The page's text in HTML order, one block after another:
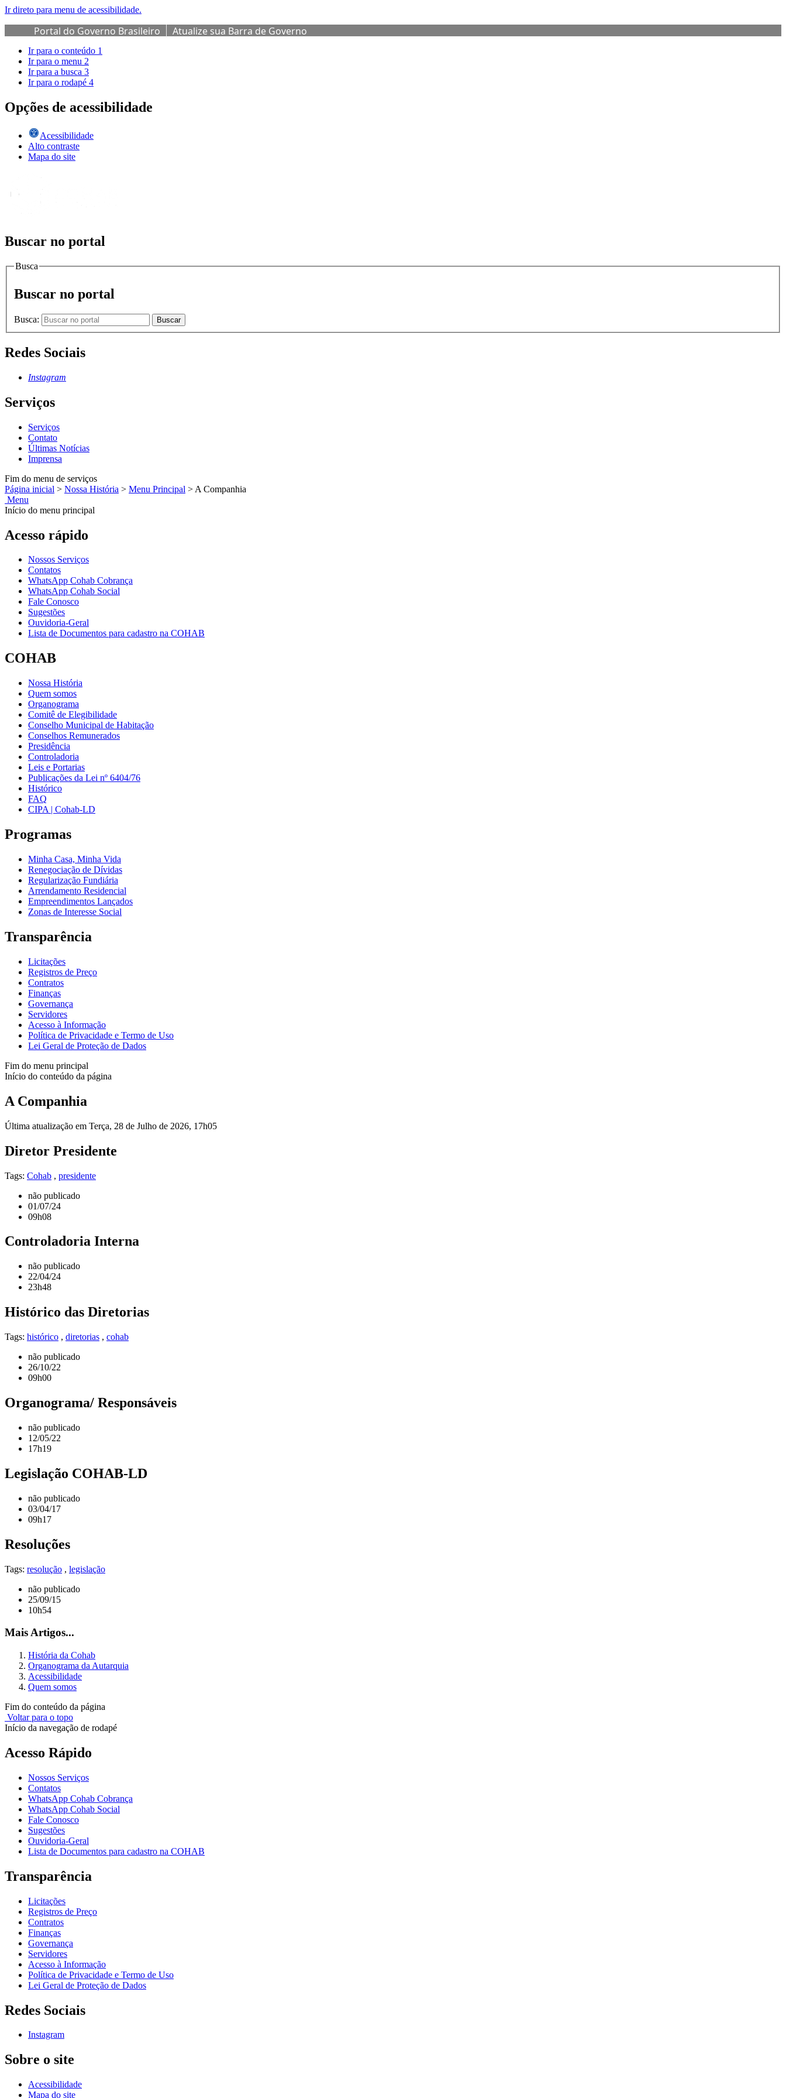
Ir direto para menu de acessibilidade.
Portal do Governo Brasileiro Atualize sua Barra de Governo
Ir para o conteúdo 1
Ir para o menu 2
Ir para a busca 3
Ir para o rodapé 4
Opções de acessibilidade
Acessibilidade
Alto contraste
Mapa do site
Buscar no portal
Busca
Buscar no portal
Busca: Buscar
Redes Sociais
Instagram
Serviços
Serviços
Contato
Últimas Notícias
Imprensa
Fim do menu de serviços
Página inicial > Nossa História > Menu Principal > A Companhia
Menu
Início do menu principal
Acesso rápido
Nossos Serviços
Contatos
WhatsApp Cohab Cobrança
WhatsApp Cohab Social
Fale Conosco
Sugestões
Ouvidoria-Geral
Lista de Documentos para cadastro na COHAB
COHAB
Nossa História
Quem somos
Organograma
Comitê de Elegibilidade
Conselho Municipal de Habitação
Conselhos Remunerados
Presidência
Controladoria
Leis e Portarias
Publicações da Lei nº 6404/76
Histórico
FAQ
CIPA | Cohab-LD
Programas
Minha Casa, Minha Vida
Renegociação de Dívidas
Regularização Fundiária
Arrendamento Residencial
Empreendimentos Lançados
Zonas de Interesse Social
Transparência
Licitações
Registros de Preço
Contratos
Finanças
Governança
Servidores
Acesso à Informação
Política de Privacidade e Termo de Uso
Lei Geral de Proteção de Dados
Fim do menu principal
Início do conteúdo da página
A Companhia
Última atualização em Terça, 28 de Julho de 2026, 17h05
Diretor Presidente
Tags: Cohab , presidente
não publicado
01/07/24
09h08
Controladoria Interna
não publicado
22/04/24
23h48
Histórico das Diretorias
Tags: histórico , diretorias , cohab
não publicado
26/10/22
09h00
Organograma/ Responsáveis
não publicado
12/05/22
17h19
Legislação COHAB-LD
não publicado
03/04/17
09h17
Resoluções
Tags: resolução , legislação
não publicado
25/09/15
10h54
Mais Artigos...
História da Cohab
Organograma da Autarquia
Acessibilidade
Quem somos
Fim do conteúdo da página
Voltar para o topo
Início da navegação de rodapé
Acesso Rápido
Nossos Serviços
Contatos
WhatsApp Cohab Cobrança
WhatsApp Cohab Social
Fale Conosco
Sugestões
Ouvidoria-Geral
Lista de Documentos para cadastro na COHAB
Transparência
Licitações
Registros de Preço
Contratos
Finanças
Governança
Servidores
Acesso à Informação
Política de Privacidade e Termo de Uso
Lei Geral de Proteção de Dados
Redes Sociais
Instagram
Sobre o site
Acessibilidade
Mapa do site